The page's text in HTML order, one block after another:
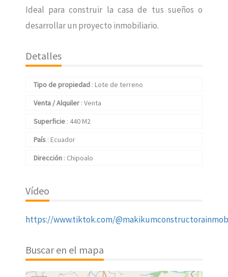
Ideal para construir la casa de tus sueños o
desarrollar un proyecto inmobiliario.
Detalles
Tipo de propiedad : Lote de terreno
Venta / Alquiler : Venta
Superficie : 440 M2
País : Ecuador
Dirección : Chipoalo
Vídeo
https://www.tiktok.com/@makikumconstructorainmob/
Buscar en el mapa